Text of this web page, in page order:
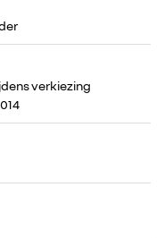
verkiezing